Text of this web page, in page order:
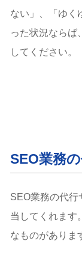
ない」、「ゆく
った状況ならば
してください。
SEO業務
SEO業務の代行
当してくれます
なものがありま